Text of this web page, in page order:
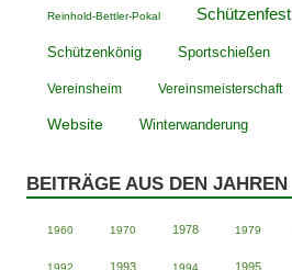
Reinhold-Bettler-Pokal Schützenfest
Schützenkönig Sportschießen
Vereinsheim Vereinsmeisterschaft
Website Winterwanderung
BEITRÄGE AUS DEN JAHREN
1960 1970 1978 1979
1992 1993 1994 1995